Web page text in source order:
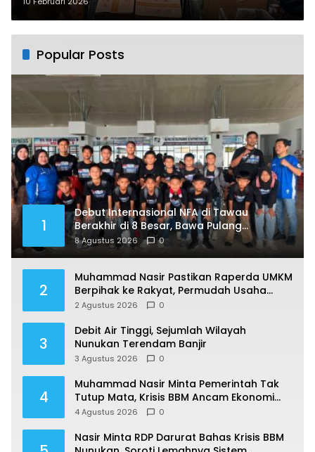
Popular Posts
1
Debut Internasional NFA di Tawau
Berakhir di 8 Besar, Bawa Pulang
Pengalaman Berharga
8 Agustus 2026 0
2
Muhammad Nasir Pastikan Raperda UMKM
Berpihak ke Rakyat, Permudah Usaha
hingga Perluas Pasar
2 Agustus 2026 0
3
Debit Air Tinggi, Sejumlah Wilayah
Nunukan Terendam Banjir
3 Agustus 2026 0
4
Muhammad Nasir Minta Pemerintah Tak
Tutup Mata, Krisis BBM Ancam Ekonomi
Masyarakat Nunukan
4 Agustus 2026 0
Nasir Minta RDP Darurat Bahas Krisis BBM